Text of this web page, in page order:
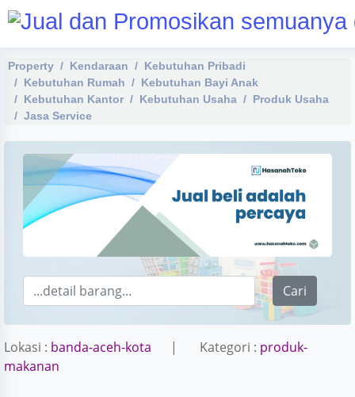
Property Kendaraan
Kebutuhan Pribadi
Kebutuhan Rumah
Kebutuhan Bayi Anak
Kebutuhan Kantor
Kebutuhan Usaha
Produk Usaha
Jasa Service
Cari
Lokasi : banda-aceh-kota | Kategori : produk-
makanan